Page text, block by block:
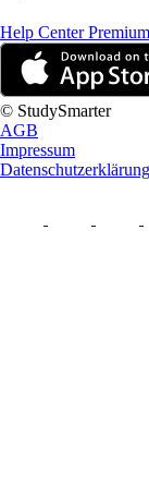
Help Center
© StudySmarter
AGB
Impressum
Datenschutzerklärung